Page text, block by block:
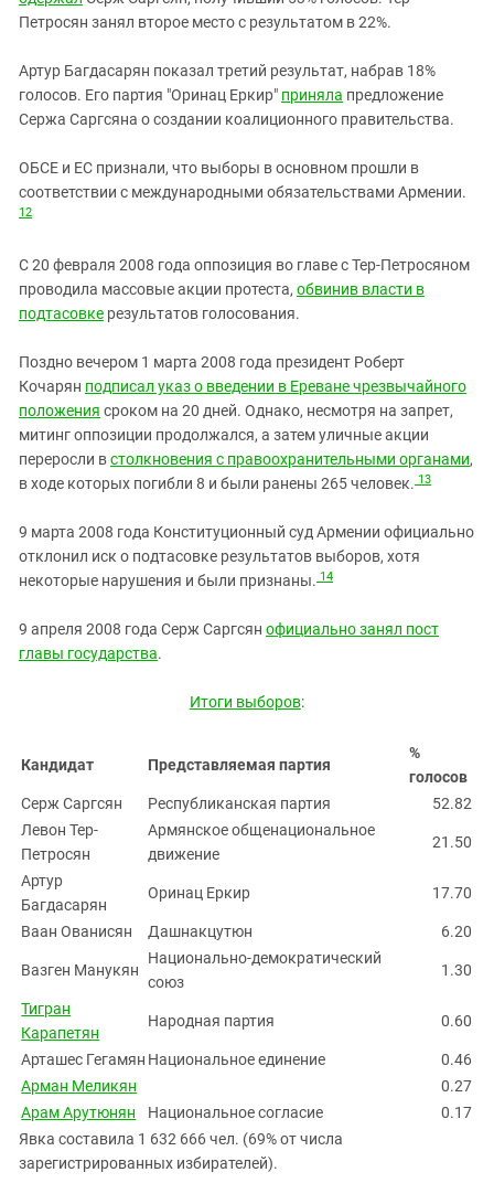
Петросян занял второе место с результатом в 22%.
Артур Багдасарян показал третий результат, набрав 18%
голосов. Его партия "Оринац Еркир" приняла предложение
Сержа Саргсяна о создании коалиционного правительства.
ОБСЕ и ЕС признали, что выборы в основном прошли в
соответствии с международными обязательствами Армении.
12
С 20 февраля 2008 года оппозиция во главе с Тер-Петросяном
проводила массовые акции протеста, обвинив власти в
подтасовке результатов голосования.
Поздно вечером 1 марта 2008 года президент Роберт
Кочарян подписал указ о введении в Ереване чрезвычайного
положения сроком на 20 дней. Однако, несмотря на запрет,
митинг оппозиции продолжался, а затем уличные акции
переросли встолкновения с правоохранительными органами,
в ходе которых погибли 8 и были ранены 265 человек. 13
9 марта 2008 года Конституционный суд Армении официально
отклонил иск о подтасовке результатов выборов, хотя
некоторые нарушения и были признаны. 14
9 апреля 2008 года Серж Саргсян официально занял пост
главы государства.
Итоги выборов:
Кандидат Представляемая партия
%
голосов
Серж Саргсян
Республиканская партия
52.82
Левон Тер-
Петросян
Армянское общенациональное
движение
21.50
Артур
Багдасарян
Оринац Еркир 17.70
Ваан Ованисян Дашнакцутюн 6.20
Вазген Манукян
Национально-демократический
союз
1.30
Тигран
Карапетян
Народная партия 0.60
Арташес Гегамян Национальное единение
0.46
Арман Меликян
0.27
Арам Арутюнян
Национальное согласие
0.17
Явка составила 1 632 666 чел. (69% от числа
зарегистрированных избирателей).